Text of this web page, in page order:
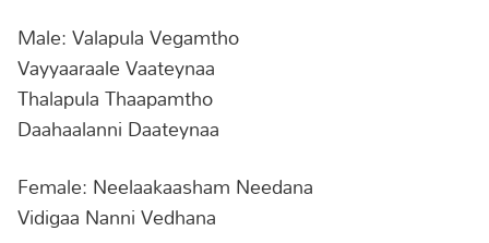
Male: Valapula Vegamtho
Vayyaaraale Vaateynaa
Thalapula Thaapamtho
Daahaalanni Daateynaa
Female: Neelaakaasham Needana
Vidigaa Nanni Vedhana